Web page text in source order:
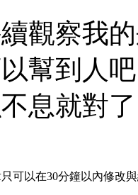
觀察我
幫到人
息就對
可以在30分鐘以內修